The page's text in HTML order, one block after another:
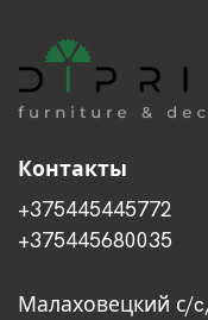
Контакты
+375445445772
+375445680035
Малаховецкий с/